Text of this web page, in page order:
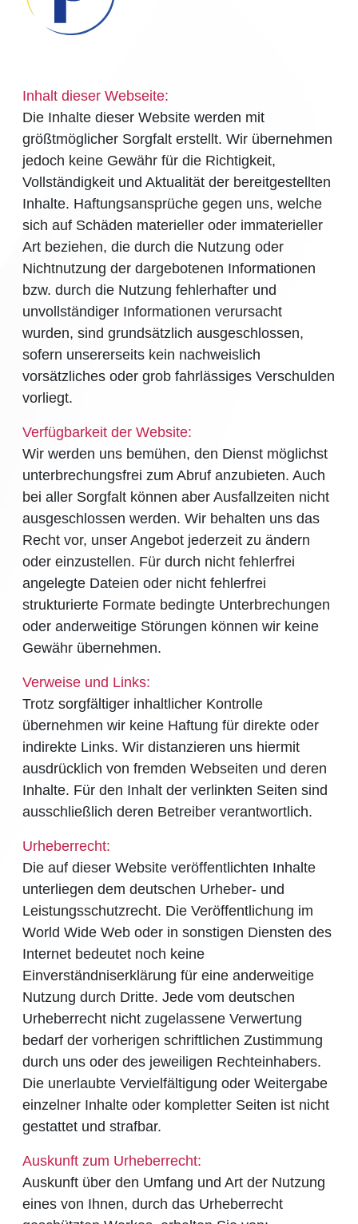
Inhalt dieser Webseite:
Die Inhalte dieser Website werden mit
größtmöglicher Sorgfalt erstellt. Wir übernehmen
jedoch keine Gewähr für die Richtigkeit,
Vollständigkeit und Aktualität der bereitgestellten
Inhalte. Haftungsansprüche gegen uns, welche
sich auf Schäden materieller oder immaterieller
Art beziehen, die durch die Nutzung oder
Nichtnutzung der dargebotenen Informationen
bzw. durch die Nutzung fehlerhafter und
unvollständiger Informationen verursacht
wurden, sind grundsätzlich ausgeschlossen,
sofern unsererseits kein nachweislich
vorsätzliches oder grob fahrlässiges Verschulden
vorliegt.
Verfügbarkeit der Website:
Wir werden uns bemühen, den Dienst möglichst
unterbrechungsfrei zum Abruf anzubieten. Auch
bei aller Sorgfalt können aber Ausfallzeiten nicht
ausgeschlossen werden. Wir behalten uns das
Recht vor, unser Angebot jederzeit zu ändern
oder einzustellen. Für durch nicht fehlerfrei
angelegte Dateien oder nicht fehlerfrei
strukturierte Formate bedingte Unterbrechungen
oder anderweitige Störungen können wir keine
Gewähr übernehmen.
Verweise und Links:
Trotz sorgfältiger inhaltlicher Kontrolle
übernehmen wir keine Haftung für direkte oder
indirekte Links. Wir distanzieren uns hiermit
ausdrücklich von fremden Webseiten und deren
Inhalte. Für den Inhalt der verlinkten Seiten sind
ausschließlich deren Betreiber verantwortlich.
Urheberrecht:
Die auf dieser Website veröffentlichten Inhalte
unterliegen dem deutschen Urheber- und
Leistungsschutzrecht. Die Veröffentlichung im
World Wide Web oder in sonstigen Diensten des
Internet bedeutet noch keine
Einverständniserklärung für eine anderweitige
Nutzung durch Dritte. Jede vom deutschen
Urheberrecht nicht zugelassene Verwertung
bedarf der vorherigen schriftlichen Zustimmung
durch uns oder des jeweiligen Rechteinhabers.
Die unerlaubte Vervielfältigung oder Weitergabe
einzelner Inhalte oder kompletter Seiten ist nicht
gestattet und strafbar.
Auskunft zum Urheberrecht:
Auskunft über den Umfang und Art der Nutzung
eines von Ihnen, durch das Urheberrecht